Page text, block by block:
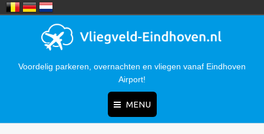
Voordelig parkeren, overnachten en vliegen vanaf Eindhoven
Airport!
MENU